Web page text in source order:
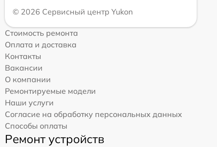
© 2026 Сервисный центр Yukon
Стоимость ремонта
Оплата и доставка
Контакты
Вакансии
О компании
Ремонтируемые модели
Наши услуги
Согласие на обработку персональных данных
Способы оплаты
Ремонт устройств